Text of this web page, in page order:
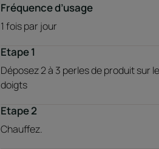
Fréquence d’usage
1 fois par jour
Etape 1
Déposez 2 à 3 perles de produit sur
doigts
Etape 2
Chauffez.